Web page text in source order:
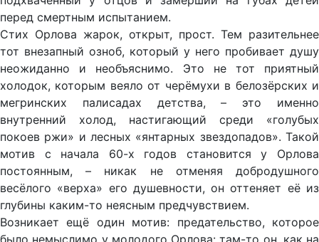
перед смертным испытанием.
Стих Орлова жарок, открыт, прост. Тем разительнее
тот внезапный озноб, который у него пробивает душу
неожиданно и необъяснимо. Это не тот приятный
холодок, которым веяло от черёмухи в белозёрских и
мегринских палисадах детства, – это именно
внутренний холод, настигающий среди «голубых
покоев ржи» и лесных «янтарных звездопадов». Такой
мотив с начала 60-х годов становится у Орлова
постоянным, – никак не отменяя добродушного
весёлого «верха» его душевности, он оттеняет её из
глубины каким-то неясным предчувствием.
Возникает ещё один мотив: предательство, которое